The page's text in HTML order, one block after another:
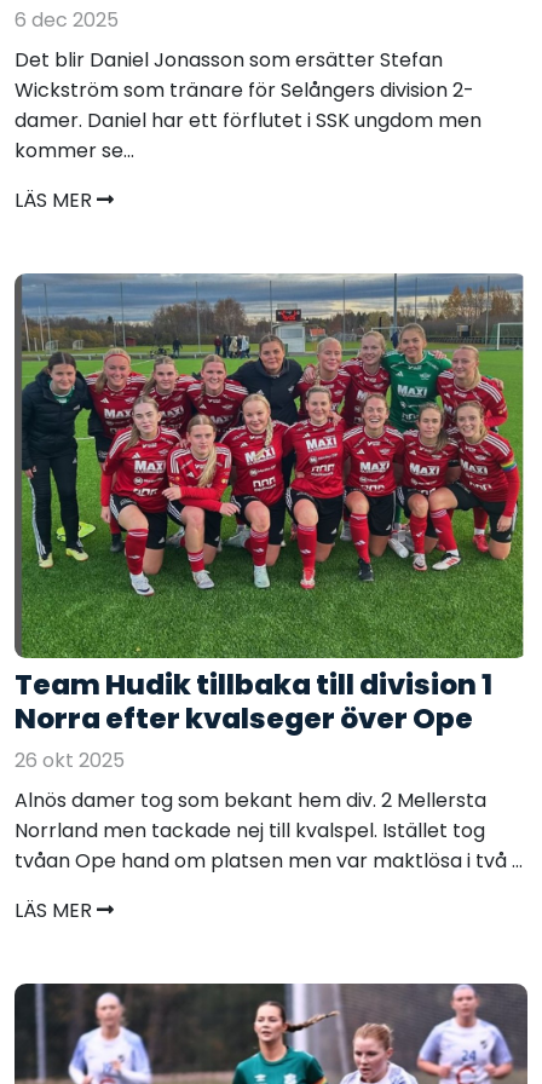
6 dec 2025
Det blir Daniel Jonasson som ersätter Stefan
Wickström som tränare för Selångers division 2-
damer. Daniel har ett förflutet i SSK ungdom men
kommer se...
LÄS MER
Team Hudik tillbaka till division 1
Norra efter kvalseger över Ope
26 okt 2025
Alnös damer tog som bekant hem div. 2 Mellersta
Norrland men tackade nej till kvalspel. Istället tog
tvåan Ope hand om platsen men var maktlösa i två ...
LÄS MER